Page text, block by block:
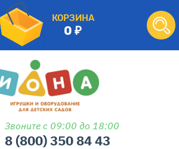
КОРЗИНА
0
Звоните с 09:00 до 18:00
8 (800) 350 84 43